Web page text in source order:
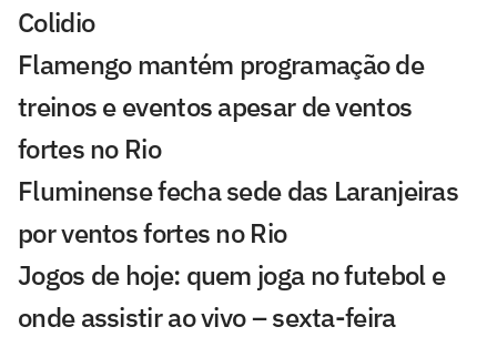
Colidio
Flamengo mantém programação de
treinos e eventos apesar de ventos
fortes no Rio
Fluminense fecha sede das Laranjeiras
por ventos fortes no Rio
Jogos de hoje: quem joga no futebol e
onde assistir ao vivo – sexta-feira